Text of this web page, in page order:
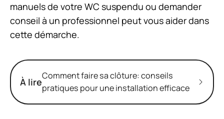
manuels de votre WC suspendu ou demander
conseil à un professionnel peut vous aider dans
cette démarche.
À lire
Comment faire sa clôture: conseils
pratiques pour une installation efficace